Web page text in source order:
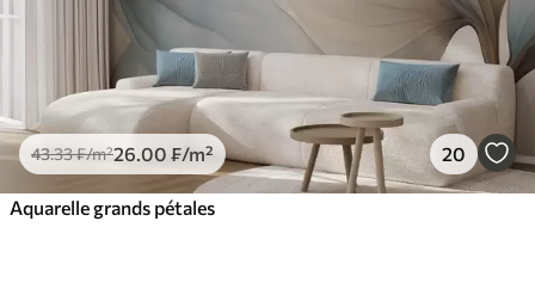
43.33₣/m²26 .00 ₣/m² 20
Aquarelle grands pétales